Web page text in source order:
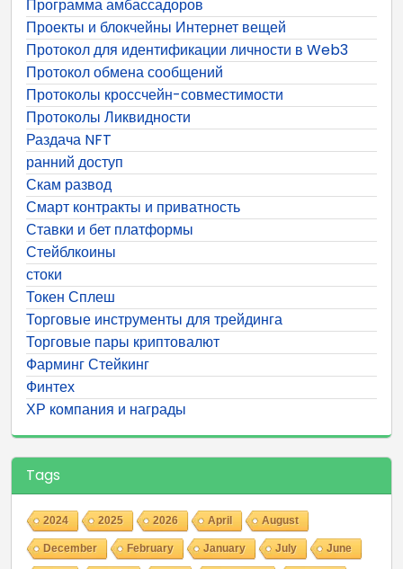
Программа амбассадоров
Проекты и блокчейны Интернет вещей
Протокол для идентификации личности в Web3
Протокол обмена сообщений
Протоколы кроссчейн-совместимости
Протоколы Ликвидности
Раздача NFT
ранний доступ
Скам развод
Смарт контракты и приватность
Ставки и бет платформы
Стейблкоины
стоки
Токен Сплеш
Торговые инструменты для трейдинга
Торговые пары криптовалют
Фарминг Стейкинг
Финтех
ХР компания и награды
Tags
2024 2025 2026 April August
December February January July June